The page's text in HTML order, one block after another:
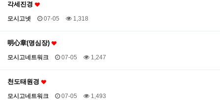
각세진경
모시고넷 07-05 1,318
明心章(명심장)
모시고네트워크 07-05 1,247
천도태원경
모시고네트워크 07-05 1,493